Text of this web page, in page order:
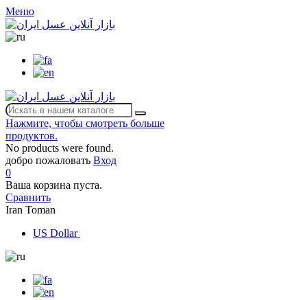
Меню
Нажмите, чтобы смотреть больше
продуктов.
No products were found.
добро пожаловать Вход
0
Ваша корзина пуста.
Сравнить
Iran Toman
US Dollar